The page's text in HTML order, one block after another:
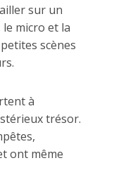
sur un
micro et la
scènes
à
trésor.
ont même